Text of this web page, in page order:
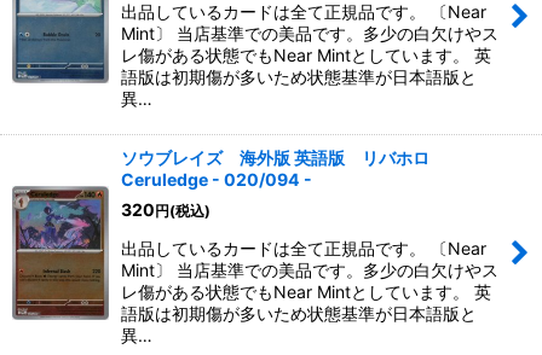
出品しているカードは全て正規品です。 〔Near
Mint〕 当店基準での美品です。多少の白欠けやス
レ傷がある状態でもNear Mintとしています。 英
語版は初期傷が多いため状態基準が日本語版と
異…
ソウブレイズ 海外版 英語版 リバホロ
Ceruledge - 020/094 -
320円(税込)
出品しているカードは全て正規品です。 〔Near
Mint〕 当店基準での美品です。多少の白欠けやス
レ傷がある状態でもNear Mintとしています。 英
語版は初期傷が多いため状態基準が日本語版と
異…